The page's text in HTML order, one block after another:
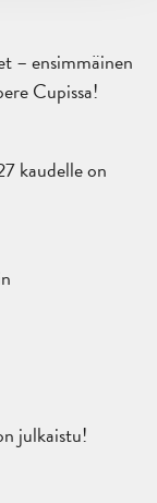
– ensimmäinen
Cupissa!
kaudelle on
julkaistu!